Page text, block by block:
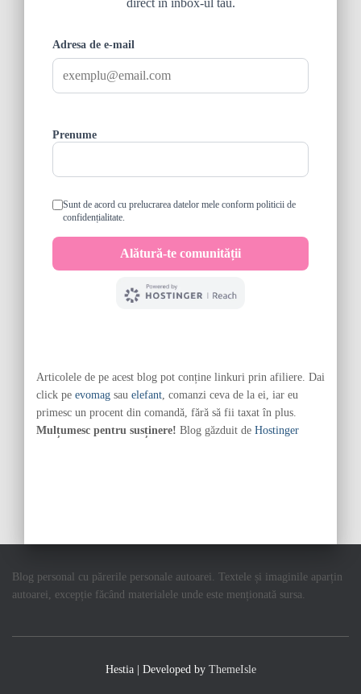
Articolele de pe acest blog pot conține linkuri prin afiliere. Dai
click pe evomag sau elefant, comanzi ceva de la ei, iar eu
primesc un procent din comandă, fără să fii taxat în plus.
Mulțumesc pentru susținere! Blog găzduit de Hostinger
Blog personal cu părerile personale autoarei. Textele și imaginile aparțin
autoarei, excepție făcând materialele unde este menționată sursa.
Hestia | Developed by ThemeIsle